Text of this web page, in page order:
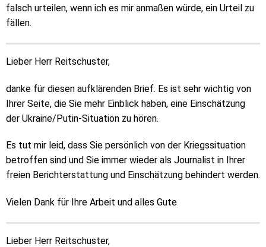
falsch urteilen, wenn ich es mir anmaßen würde, ein Urteil zu
fällen.
Lieber Herr Reitschuster,
danke für diesen aufklärenden Brief. Es ist sehr wichtig von
Ihrer Seite, die Sie mehr Einblick haben, eine Einschätzung
der Ukraine/Putin-Situation zu hören.
Es tut mir leid, dass Sie persönlich von der Kriegssituation
betroffen sind und Sie immer wieder als Journalist in Ihrer
freien Berichterstattung und Einschätzung behindert werden.
Vielen Dank für Ihre Arbeit und alles Gute
Lieber Herr Reitschuster,